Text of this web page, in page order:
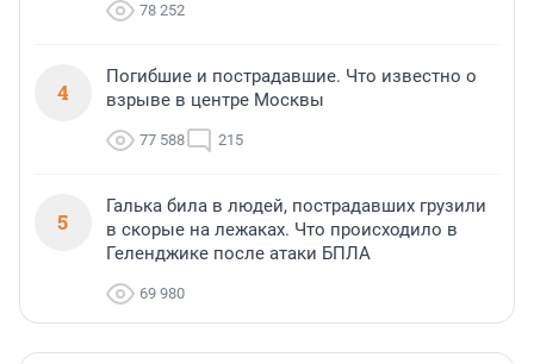
78 252
4
Погибшие и пострадавшие. Что известно о
взрыве в центре Москвы
77 588 215
5
Галька била в людей, пострадавших грузили
в скорые на лежаках. Что происходило в
Геленджике после атаки БПЛА
69 980